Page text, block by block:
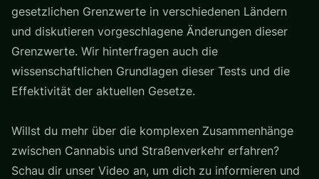
gesetzlichen Grenzwerte in verschiedenen Ländern
und diskutieren vorgeschlagene Änderungen dieser
Grenzwerte. Wir hinterfragen auch die
wissenschaftlichen Grundlagen dieser Tests und die
Effektivität der aktuellen Gesetze.
Willst du mehr über die komplexen Zusammenhänge
zwischen Cannabis und Straßenverkehr erfahren?
Schau dir unser Video an, um dich zu informieren und